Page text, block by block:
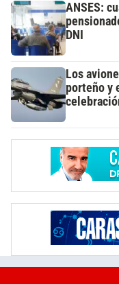
ANSES:
DNI
Los
porteño y